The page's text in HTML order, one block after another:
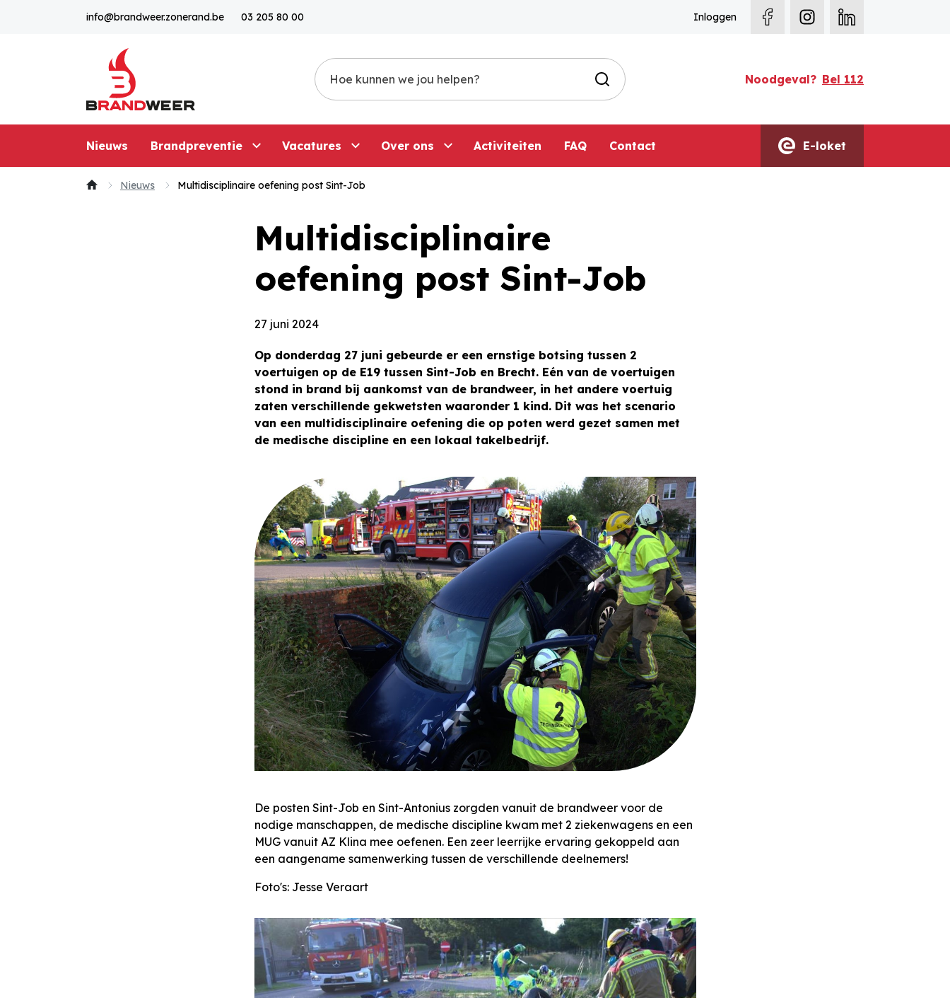
Noodgeval? Bel 112
Zoeken
Nieuws Brandpreventie Vacatures Over ons Activiteiten FAQ Contact E-loket
info@brandweer.zonerand.be 03 205 80 00 Inloggen Facebook InstagramLinkedin
Nieuws Multidisciplinaire oefening post Sint-Job
Multidisciplinaire
oefening post Sint-Job
27 juni 2024
Op donderdag 27 juni gebeurde er een ernstige botsing tussen 2
voertuigen op de E19 tussen Sint-Job en Brecht. Eén van de voertuigen
stond in brand bij aankomst van de brandweer, in het andere voertuig
zaten verschillende gekwetsten waaronder 1 kind. Dit was het scenario
van een multidisciplinaire oefening die op poten werd gezet samen met
de medische discipline en een lokaal takelbedrijf.
De posten Sint-Job en Sint-Antonius zorgden vanuit de brandweer voor de
nodige manschappen, de medische discipline kwam met 2 ziekenwagens en een
MUG vanuit AZ Klina mee oefenen. Een zeer leerrijke ervaring gekoppeld aan
een aangename samenwerking tussen de verschillende deelnemers!
Foto's: Jesse Veraart